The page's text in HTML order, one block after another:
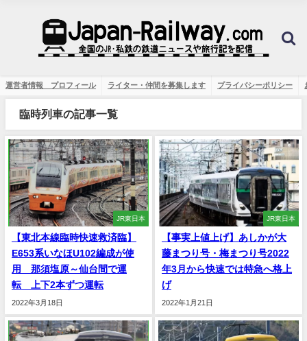
運営者情報 プロフィール ライター・仲間を募集します プライバシーポリシー
臨時列車の記事一覧
JR東日本
【東北本線臨時快速救済臨】
E653系いなほU102編成が使
用 那須塩原～仙台間で運
転 上下2本ずつ運転
2022年3月18日
JR東日本
【事実上値上げ】あしかが大
藤まつり号・梅まつり号2022
年3月から快速では特急へ格上
げ
2022年1月21日